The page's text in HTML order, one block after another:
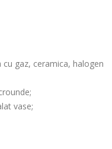
cu gaz, ceramica, halogen
vase;